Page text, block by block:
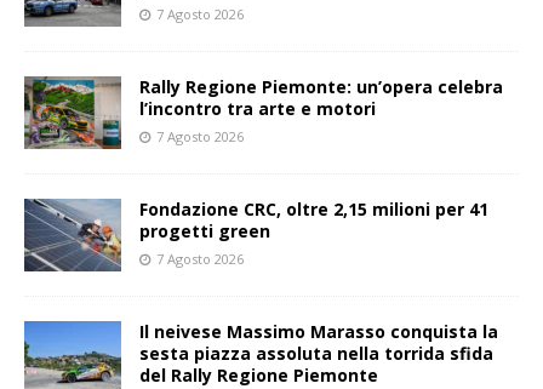
7 Agosto 2026
Rally Regione Piemonte: un’opera celebra
l’incontro tra arte e motori
7 Agosto 2026
Fondazione CRC, oltre 2,15 milioni per 41
progetti green
7 Agosto 2026
Il neivese Massimo Marasso conquista la
sesta piazza assoluta nella torrida sfida
del Rally Regione Piemonte